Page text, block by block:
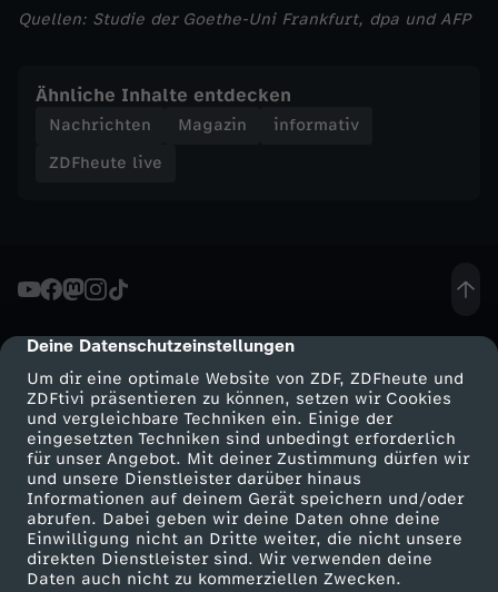
cmp-dialog-description
Deine Datenschutzeinstellungen
Um dir eine optimale Website von ZDF, ZDFheute und
ZDFtivi präsentieren zu können, setzen wir Cookies
und vergleichbare Techniken ein. Einige der
eingesetzten Techniken sind unbedingt erforderlich
für unser Angebot. Mit deiner Zustimmung dürfen wir
und unsere Dienstleister darüber hinaus
Informationen auf deinem Gerät speichern und/oder
abrufen. Dabei geben wir deine Daten ohne deine
Einwilligung nicht an Dritte weiter, die nicht unsere
direkten Dienstleister sind. Wir verwenden deine
Daten auch nicht zu kommerziellen Zwecken.
g
e
w
t
?
Quellen: Studie der Goethe-Uni Frankfurt, dpa und AFP
Ähnliche Inhalte entdecken
Nachrichten Magazin
informativ
ZDFheute live
Mehr ZDF
ZDF-Apps
Smart TV
ZDFtext
Service
ZDFmitreden
Kontakt zum ZDF
Tickets